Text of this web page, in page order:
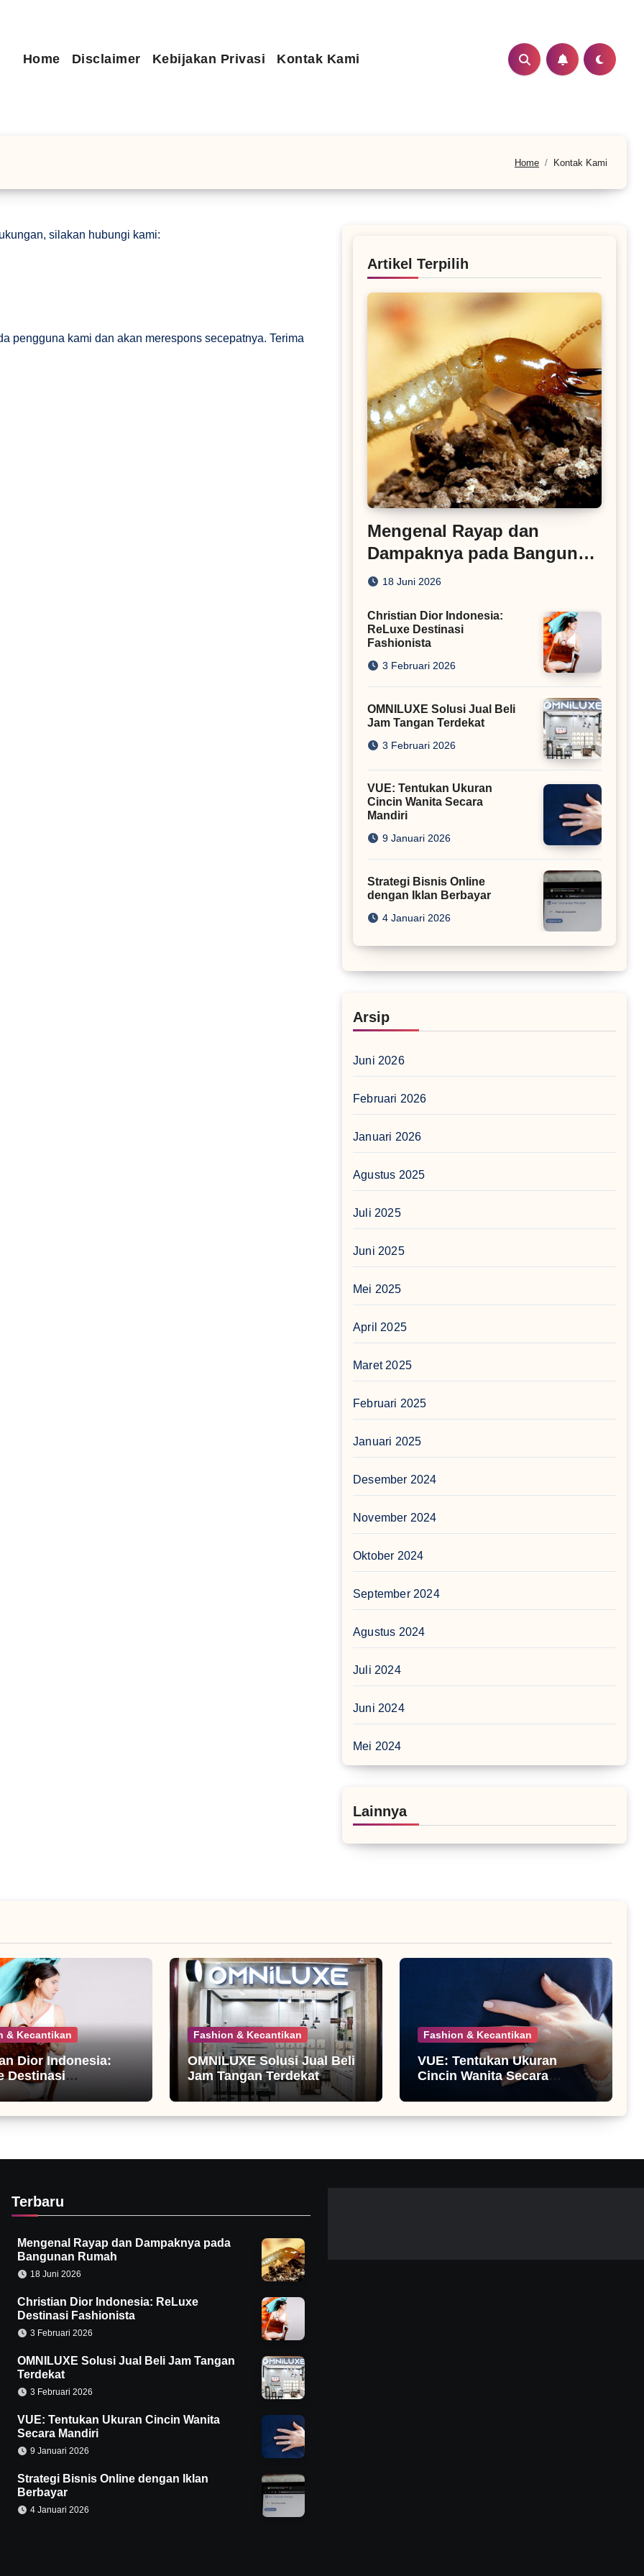
Home Disclaimer Kebijakan Privasi Kontak Kami
Home Kontak Kami
silakan hubungi kami:
pengguna kami dan akan merespons secepatnya. Terima
Artikel Terpilih
Mengenal Rayap dan
Dampaknya pada Bangunan
Rumah
18 Juni 2026
Christian Dior Indonesia:
ReLuxe Destinasi
Fashionista
3 Februari 2026
OMNILUXE Solusi Jual Beli
Jam Tangan Terdekat
3 Februari 2026
VUE: Tentukan Ukuran
Cincin Wanita Secara
Mandiri
9 Januari 2026
Strategi Bisnis Online
dengan Iklan Berbayar
4 Januari 2026
Arsip
Juni 2026
Februari 2026
Januari 2026
Agustus 2025
Juli 2025
Juni 2025
Mei 2025
April 2025
Maret 2025
Februari 2025
Januari 2025
Desember 2024
November 2024
Oktober 2024
September 2024
Agustus 2024
Juli 2024
Juni 2024
Mei 2024
Lainnya
& Kecantikan
Dior Indonesia:
Destinasi
Fashion & Kecantikan
OMNILUXE Solusi Jual Beli
Jam Tangan Terdekat
Fashion & Kecantikan
VUE: Tentukan Ukuran
Cincin Wanita Secara
Terbaru
Mengenal Rayap dan Dampaknya pada
Bangunan Rumah
18 Juni 2026
Christian Dior Indonesia: ReLuxe
Destinasi Fashionista
3 Februari 2026
OMNILUXE Solusi Jual Beli Jam Tangan
Terdekat
3 Februari 2026
VUE: Tentukan Ukuran Cincin Wanita
Secara Mandiri
9 Januari 2026
Strategi Bisnis Online dengan Iklan
Berbayar
4 Januari 2026